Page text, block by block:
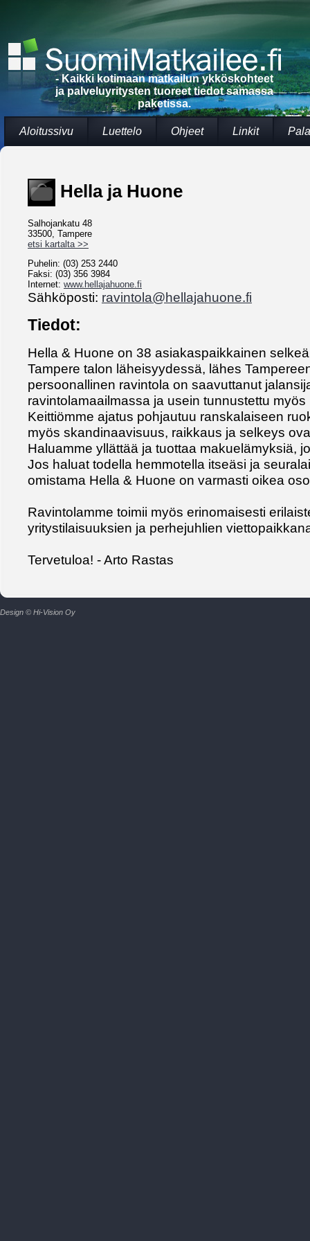
- Kaikki kotimaan matkailun ykköskohteet
ja palveluyritysten tuoreet tiedot samassa
paketissa.
Aloitussivu Luettelo Ohjeet Linkit
Hella ja Huone
Salhojankatu 48
33500, Tampere
etsi kartalta >>
Puhelin: (03) 253 2440
Faksi: (03) 356 3984
Internet: www.hellajahuone.fi
Sähköposti: ravintola@hellajahuone.fi
Tiedot:
Hella & Huone on 38 asiakaspaikkainen
Tampere talon läheisyydessä, lähes
persoonallinen ravintola on saavuttanut
ravintolamaailmassa ja usein tunnustettu
Keittiömme ajatus pohjautuu ranskalaiseen
myös skandinaavisuus, raikkaus ja selkeys
Haluamme yllättää ja tuottaa makuelämyksiä,
Jos haluat todella hemmotella itseäsi ja
omistama Hella & Huone on varmasti oikea
Ravintolamme toimii myös erinomaisesti
yritystilaisuuksien ja perhejuhlien
Tervetuloa! - Arto Rastas
Design © Hi-Vision Oy